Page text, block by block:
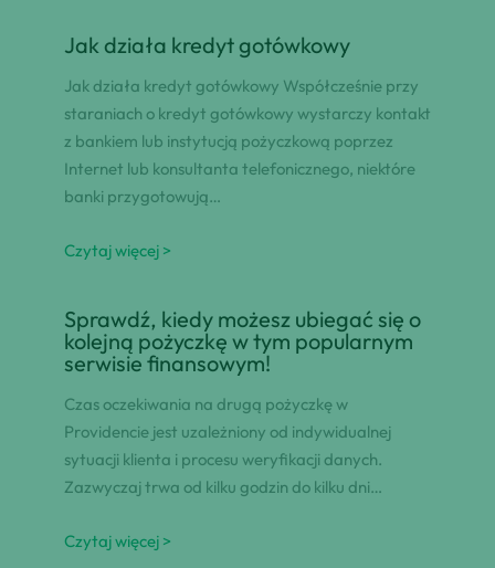
Jak działa kredyt gotówkowy
Jak działa kredyt gotówkowy Współcześnie przy
staraniach o kredyt gotówkowy wystarczy kontakt
z bankiem lub instytucją pożyczkową poprzez
Internet lub konsultanta telefonicznego, niektóre
banki przygotowują…
Czytaj więcej >
Sprawdź, kiedy możesz ubiegać się o
kolejną pożyczkę w tym popularnym
serwisie finansowym!
Czas oczekiwania na drugą pożyczkę w
Providencie jest uzależniony od indywidualnej
sytuacji klienta i procesu weryfikacji danych.
Zazwyczaj trwa od kilku godzin do kilku dni…
Czytaj więcej >